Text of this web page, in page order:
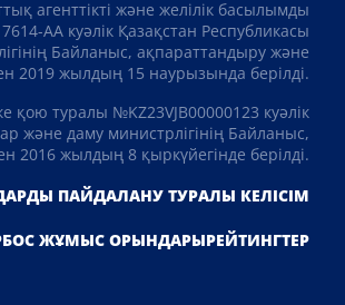
агенттікті және желілік басылымды
АА куәлік Қазақстан Республикасы
Байланыс, ақпараттандыру және
2019 жылдың 15 наурызында берілді.
туралы №KZ23VJB00000123 куәлік
және даму министрлігінің Байланыс,
2016 жылдың 8 қыркүйегінде берілді.
ПАЙДАЛАНУ ТУРАЛЫ КЕЛІСІМ
БОС ЖҰМЫС ОРЫНДАРЫРЕЙТИНГТЕР